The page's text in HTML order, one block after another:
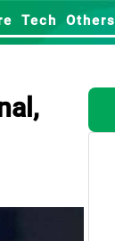
Tech Others